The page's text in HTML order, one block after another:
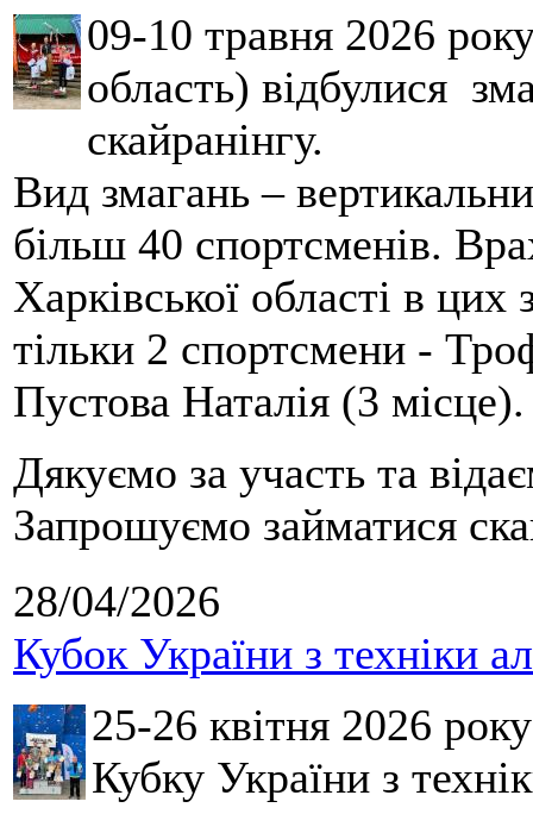
09-10 травня 2026
область) відбулися
скайранінгу.
Вид змагань –
більш 40 спортсменів.
Харківської області в
тільки 2 спортсмени -
Пустова Наталія (3 місце).
Дякуємо за участь та
Запрошуємо займатися
28/04/2026
Кубок України з техніки
25-26 квітня 2026
Кубку України з